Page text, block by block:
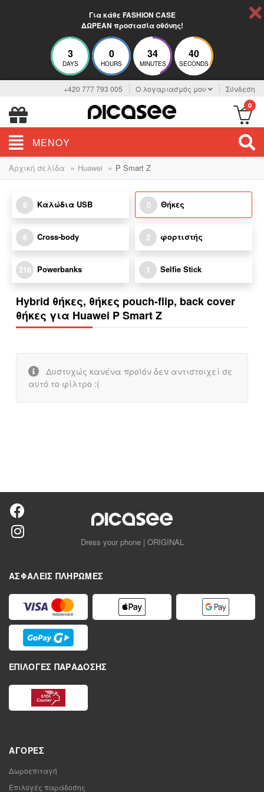
Για κάθε FASHION CASE
ΔΩΡΕΑΝ προστασία οθόνης!
3
DAYS
0
HOURS
34
MINUTES
40
SECONDS
+420 777 793 005 Ο λογαριασμός μου Σύνδεση
0
ΜΕΝΟΎ
Αρχική σελίδα » Huawei » P Smart Z
6 Καλώδια USB 0 Θήκες
6 Cross-body 2 φορτιστής
216 Powerbanks 1 Selfie Stick
Hybrid θήκες, θήκες pouch-flip, back cover
θήκες για Huawei P Smart Z
Δυστυχώς κανένα προϊόν δεν αντιστοιχεί σε
αυτό το φίλτρο :(
Dress your phone | ORIGINAL
ΑΣΦΑΛΕΊΣ ΠΛΗΡΩΜΈΣ
ΕΠΙΛΟΓΈΣ ΠΑΡΆΔΟΣΗΣ
ΑΓΟΡΈΣ
Δωροεπιταγή
Επιλογές παράδοσης